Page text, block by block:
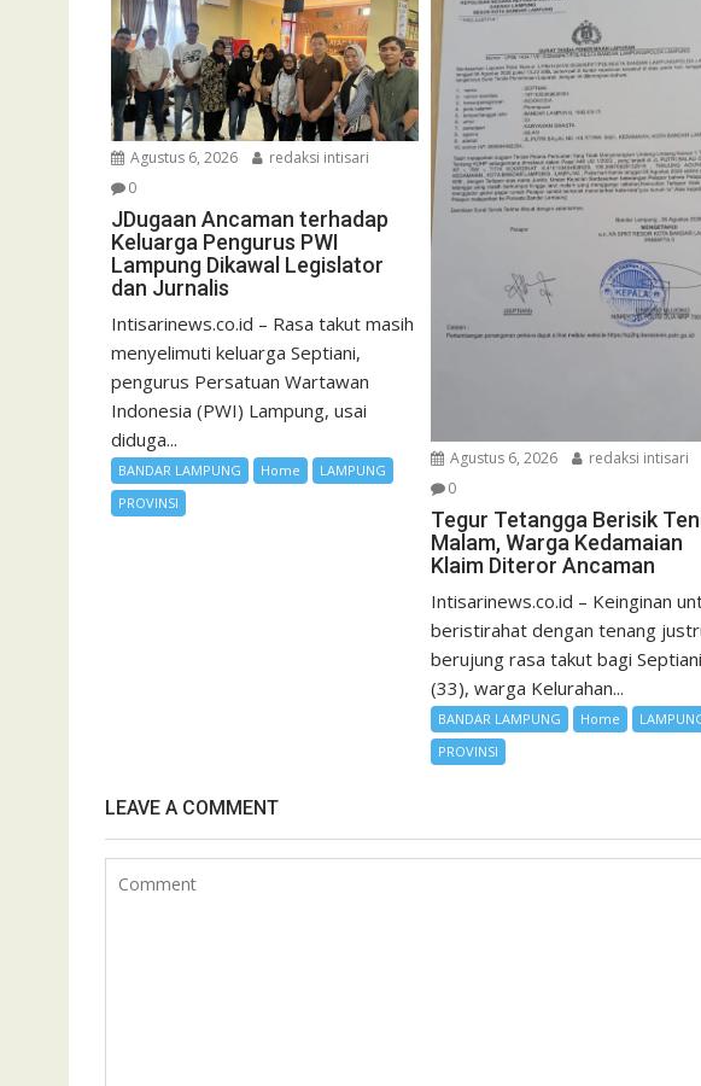
Agustus 6, 2026
redaksi intisari
0
JDugaan Ancaman terhadap
Keluarga Pengurus PWI
Lampung Dikawal Legislator
dan Jurnalis
Intisarinews.co.id – Rasa takut masih
menyelimuti keluarga Septiani,
pengurus Persatuan Wartawan
Indonesia (PWI) Lampung, usai
diduga...
BANDAR LAMPUNG Home
LAMPUNG
PROVINSI
Agustus 6, 2026
redaksi intisari
0
Tegur Tetangga Berisik
Malam, Warga Kedamaian
Klaim Diteror Ancaman
Intisarinews.co.id – Keinginan
beristirahat dengan tenang
berujung rasa takut bagi Septiani
(33), warga Kelurahan...
BANDAR LAMPUNG Home
PROVINSI
LEAVE A COMMENT